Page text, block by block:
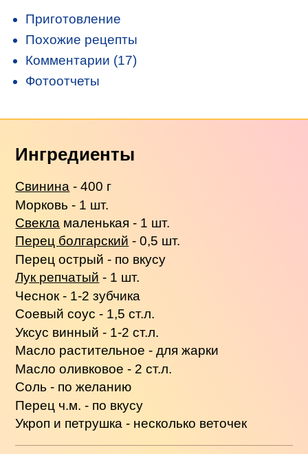
Приготовление
Похожие рецепты
Комментарии (17)
Фотоотчеты
Ингредиенты
Свинина - 400 г
Морковь - 1 шт.
Свекла маленькая - 1 шт.
Перец болгарский - 0,5 шт.
Перец острый - по вкусу
Лук репчатый - 1 шт.
Чеснок - 1-2 зубчика
Соевый соус - 1,5 ст.л.
Уксус винный - 1-2 ст.л.
Масло растительное - для жарки
Масло оливковое - 2 ст.л.
Соль - по желанию
Перец ч.м. - по вкусу
Укроп и петрушка - несколько веточек